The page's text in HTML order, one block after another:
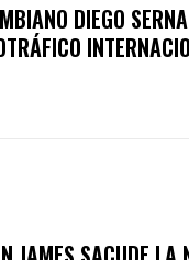
DIEGO